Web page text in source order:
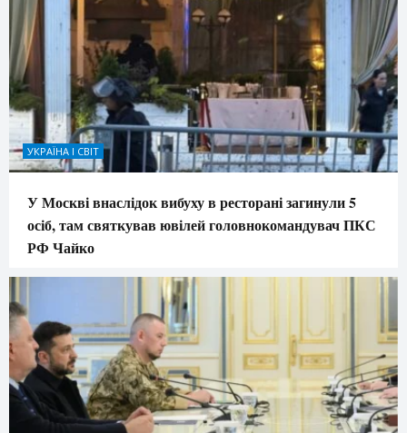
УКРАЇНА І СВІТ
У Москві внаслідок вибуху в ресторані загинули 5
осіб, там святкував ювілей головнокомандувач ПКС
РФ Чайко